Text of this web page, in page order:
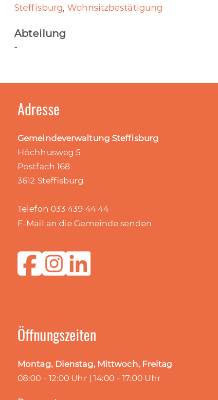
Steffisburg,Wohnsitzbestätigung
Abteilung
-
Adresse
Gemeindeverwaltung Steffisburg
Höchhusweg 5
Postfach 168
3612 Steffisburg
Telefon 033 439 44 44
E-Mail an die Gemeinde senden
Öffnungszeiten
Montag, Dienstag, Mittwoch, Freitag
08:00 - 12:00 Uhr | 14:00 - 17:00 Uhr